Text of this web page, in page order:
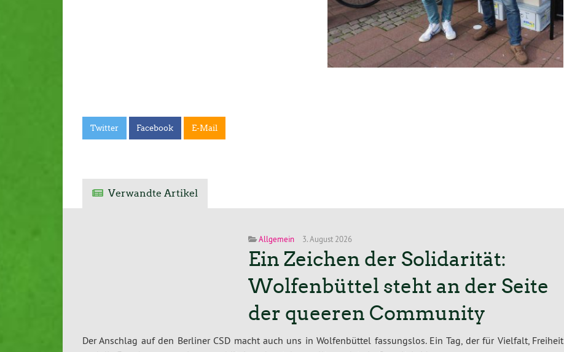
Twitter Facebook E-Mail
Verwandte Artikel
Allgemein 3. August 2026
Ein Zeichen der Solidarität:
Wolfenbüttel steht an der Seite
der queeren Community
Der Anschlag auf den Berliner CSD macht auch uns in Wolfenbüttel fassungslos. Ein Tag, der für Vielfalt, Freiheit